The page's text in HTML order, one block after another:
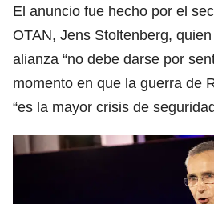
El anuncio fue hecho por el
OTAN, Jens Stoltenberg,
alianza “no debe darse por
momento en que la guerra de
“es la mayor crisis de